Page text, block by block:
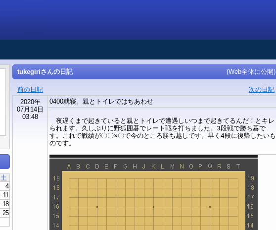
土
4
11
18
25
tukegiriさんの日記 (Web全体に公開)
前の日記
次の日記
2020年
07月14日
03:48
0400就寝。親とトイレではちあわせ
夜遅くまで起きていると親とトイレで遭遇しいつまで起きてるんだ！とキレ
られます。久しぶりに野狐囲碁でレート戦を打ちました。3段戦で勝ち碁で
す。これで戦績が〇〇×〇で今のところ勝ち越しです。早く4段に復帰したいも
のです。